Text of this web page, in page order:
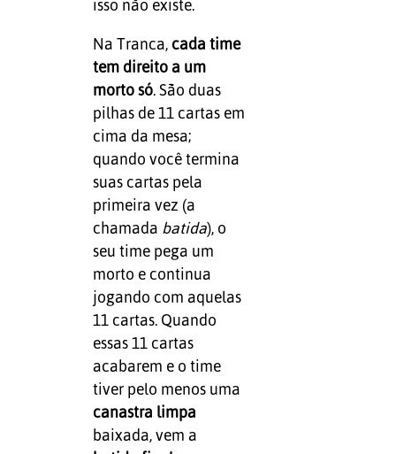
isso não existe.
Na Tranca, cada time
tem direito a um
morto só. São duas
pilhas de 11 cartas em
cima da mesa;
quando você termina
suas cartas pela
primeira vez (a
chamada batida), o
seu time pega um
morto e continua
jogando com aquelas
11 cartas. Quando
essas 11 cartas
acabarem e o time
tiver pelo menos uma
canastra limpa
baixada, vem a